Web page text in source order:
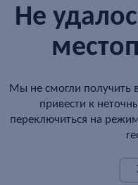
Не
Мы не смогли получить
привести к
переключиться на